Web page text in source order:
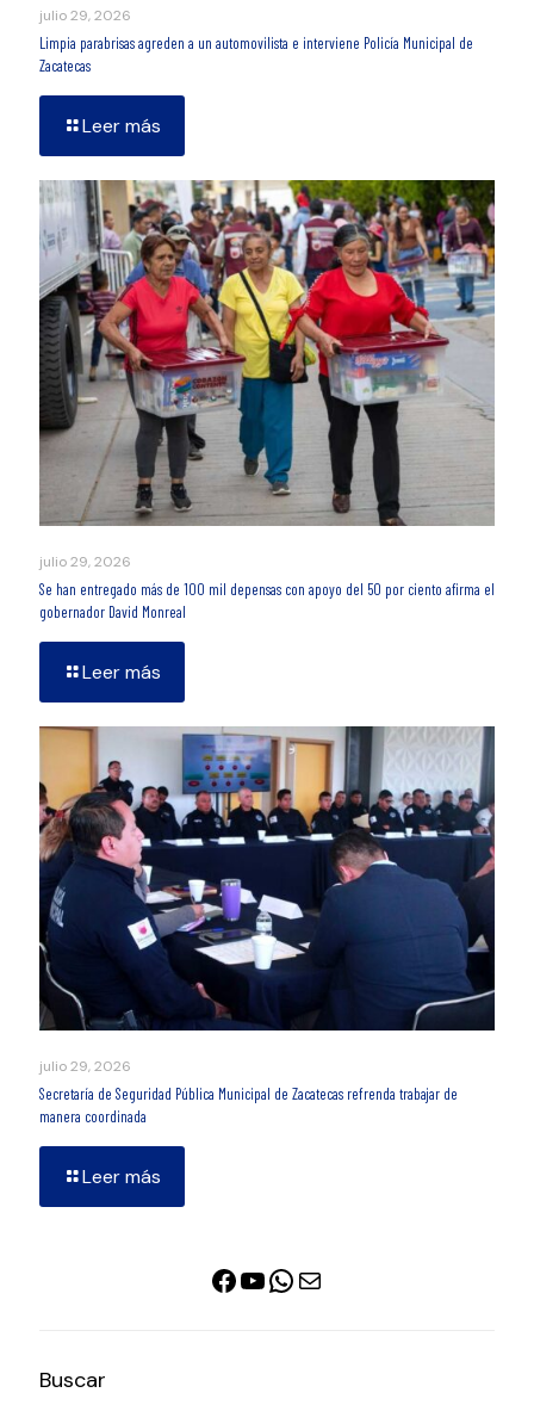
julio 29, 2026
Limpia parabrisas agreden a un automovilista e interviene Policía Municipal de
Zacatecas
Leer más
julio 29, 2026
Se han entregado más de 100 mil depensas con apoyo del 50 por ciento afirma el
gobernador David Monreal
Leer más
julio 29, 2026
Secretaría de Seguridad Pública Municipal de Zacatecas refrenda trabajar de
manera coordinada
Leer más
Facebook
YouTube
WhatsApp
Correo electrónico
Buscar